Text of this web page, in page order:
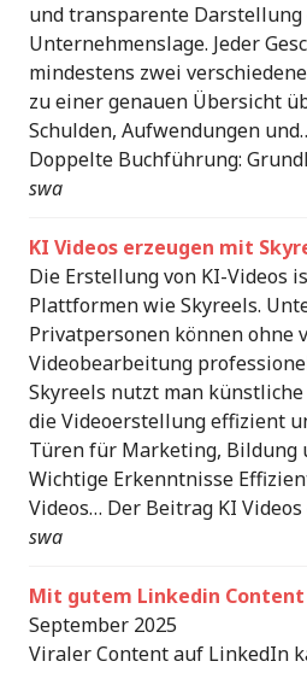
und transparente Darstellung
Unternehmenslage. Jeder
mindestens zwei
zu einer genauen Übersicht
Schulden, Aufwendungen
Doppelte Buchführung:
swa
KI Videos erzeugen mit
Die Erstellung von KI-Videos
Plattformen wie Skyreels.
Privatpersonen können ohne
Videobearbeitung
Skyreels nutzt man
die Videoerstellung effizient
Türen für Marketing, Bildung
Wichtige Erkenntnisse
Videos… Der Beitrag KI
swa
Mit gutem Linkedin
September 2025
Viraler Content auf LinkedIn